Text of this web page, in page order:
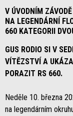
V ÚVODNÍM
NA LEGENDÁRNÍ
660 KATEGORII
GUS RODIO SI V
VÍTĚZSTVÍ A
PORAZIT RS 660.
Neděle 10. března
na legendárním